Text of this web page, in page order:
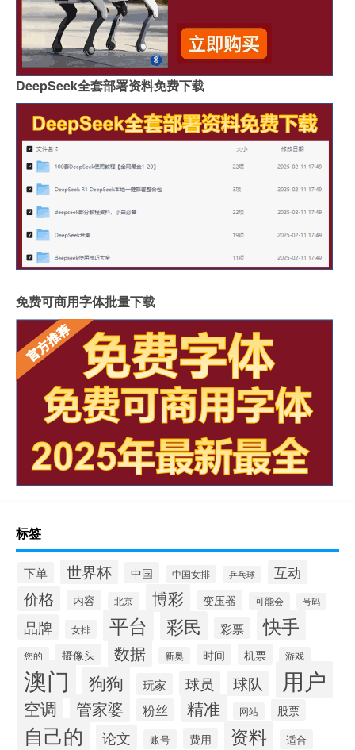
DeepSeek全套部署资料免费下载
免费可商用字体批量下载
标签
下单 世界杯 中国 中国女排 乒乓球 互动
价格 内容 北京 博彩 变压器 可能会 号码
品牌 女排 平台 彩民 彩票 快手
您的 摄像头 数据 新奥 时间 机票 游戏
澳门 狗狗 玩家 球员 球队 用户
空调 管家婆 粉丝 精准 网站 股票
自己的 论文 账号 费用 资料 适合